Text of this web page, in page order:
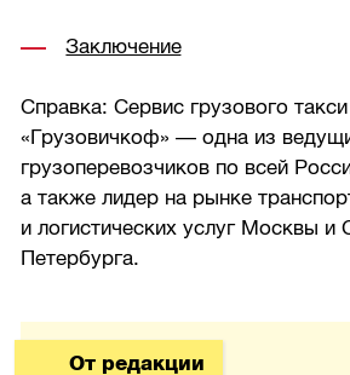
Заключение
Справка: Сервис грузового такси
«Грузовичкоф» — одна из
грузоперевозчиков по всей
а также лидер на рынке
и логистических услуг Москвы и
Петербурга.
От редакции